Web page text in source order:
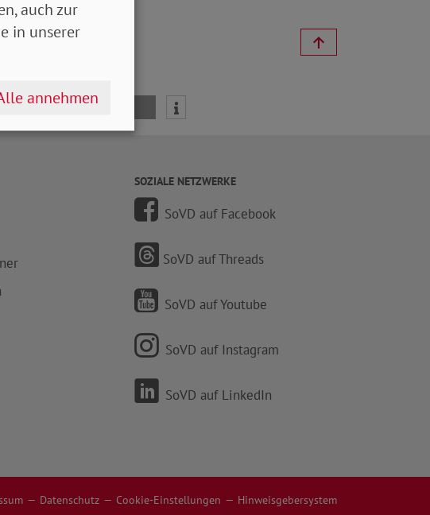
SOZIALE NETZWERKE
SoVD auf Facebook
SoVD auf Threads
SoVD auf Youtube
SoVD auf Instagram
SoVD auf LinkedIn
Datenschutz Cookie-Einstellungen Hinweisgebersystem
auch zur
in unserer
annehmen